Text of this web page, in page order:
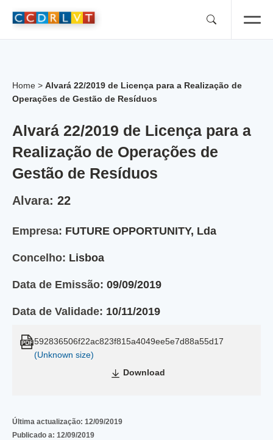
Home > Alvará 22/2019 de Licença para a Realização de
Operações de Gestão de Resíduos
Alvará 22/2019 de Licença para a
Realização de Operações de
Gestão de Resíduos
Alvara: 22
Empresa: FUTURE OPPORTUNITY, Lda
Concelho: Lisboa
Data de Emissão: 09/09/2019
Data de Validade: 10/11/2019
592836506f22ac823f815a4049ee5e7d88a55d17
(Unknown size)
Download
Última actualização: 12/09/2019
Publicado a: 12/09/2019